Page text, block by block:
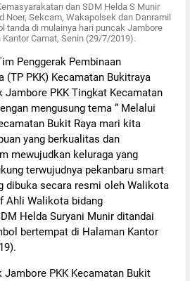
dan SDM Helda S Munir
Noer, Sekcam, Wakapolsek dan Danramil
tanda di mulainya hari puncak Jambore
Camat, Senin (29/7/2019).
Penggerak Pembinaan
(TP PKK) Kecamatan Bukitraya
Jambore PKK Tingkat Kecamatan
mengusung tema “ Melalui
Bukit Raya mari kita
yang berkualitas dan
mewujudkan keluraga yang
terwujudnya pekanbaru smart
dibuka secara resmi oleh Walikota
Ahli Walikota bidang
Helda Suryani Munir ditandai
bertempat di Halaman Kantor
Jambore PKK Kecamatan Bukit